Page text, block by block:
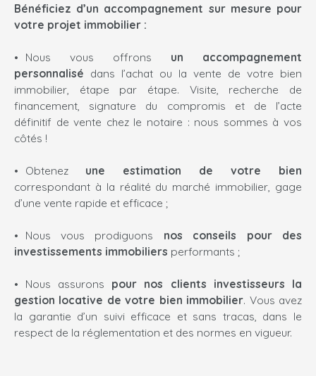
Bénéficiez d’un accompagnement sur mesure pour
votre projet immobilier :
Nous vous offrons un accompagnement
personnalisé dans l’achat ou la vente de votre bien
immobilier, étape par étape. Visite, recherche de
financement, signature du compromis et de l’acte
définitif de vente chez le notaire : nous sommes à vos
côtés !
Obtenez une estimation de votre bien
correspondant à la réalité du marché immobilier, gage
d’une vente rapide et efficace ;
Nous vous prodiguons nos conseils pour des
investissements immobiliers performants ;
Nous assurons pour nos clients investisseurs la
gestion locative de votre bien immobilier. Vous avez
la garantie d’un suivi efficace et sans tracas, dans le
respect de la réglementation et des normes en vigueur.